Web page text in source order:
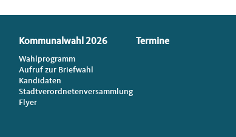
Kommunalwahl 2026
Wahlprogramm
Aufruf zur Briefwahl
Kandidaten
Stadtverordnetenversammlung
Flyer
Termine